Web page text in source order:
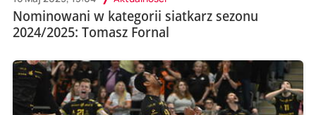
Nominowani w kategorii siatkarz sezonu
2024/2025: Tomasz Fornal